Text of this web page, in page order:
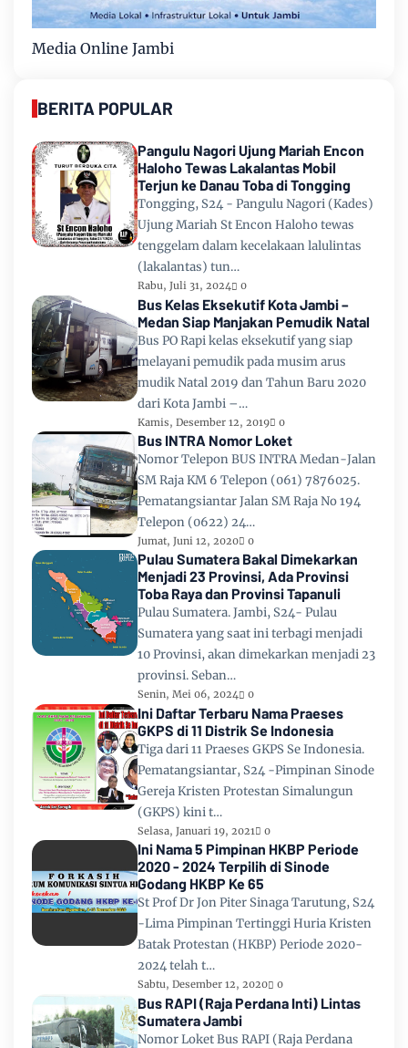
Media Online Jambi
BERITA POPULAR
Pangulu Nagori Ujung Mariah Encon
Haloho Tewas Lakalantas Mobil
Terjun ke Danau Toba di Tongging
Tongging, S24 - Pangulu Nagori (Kades)
Ujung Mariah St Encon Haloho tewas
tenggelam dalam kecelakaan lalulintas
(lakalantas) tun…
Rabu, Juli 31, 2024 0
Bus Kelas Eksekutif Kota Jambi –
Medan Siap Manjakan Pemudik Natal
Bus PO Rapi kelas eksekutif yang siap
melayani pemudik pada musim arus
mudik Natal 2019 dan Tahun Baru 2020
dari Kota Jambi –…
Kamis, Desember 12, 2019 0
Bus INTRA Nomor Loket
Nomor Telepon BUS INTRA Medan-Jalan
SM Raja KM 6 Telepon (061) 7876025.
Pematangsiantar Jalan SM Raja No 194
Telepon (0622) 24…
Jumat, Juni 12, 2020 0
Pulau Sumatera Bakal Dimekarkan
Menjadi 23 Provinsi, Ada Provinsi
Toba Raya dan Provinsi Tapanuli
Pulau Sumatera. Jambi, S24- Pulau
Sumatera yang saat ini terbagi menjadi
10 Provinsi, akan dimekarkan menjadi 23
provinsi. Seban…
Senin, Mei 06, 2024 0
Ini Daftar Terbaru Nama Praeses
GKPS di 11 Distrik Se Indonesia
Tiga dari 11 Praeses GKPS Se Indonesia.
Pematangsiantar, S24 -Pimpinan Sinode
Gereja Kristen Protestan Simalungun
(GKPS) kini t…
Selasa, Januari 19, 2021 0
Ini Nama 5 Pimpinan HKBP Periode
2020 - 2024 Terpilih di Sinode
Godang HKBP Ke 65
St Prof Dr Jon Piter Sinaga Tarutung, S24
-Lima Pimpinan Tertinggi Huria Kristen
Batak Protestan (HKBP) Periode 2020-
2024 telah t…
Sabtu, Desember 12, 2020 0
Bus RAPI (Raja Perdana Inti) Lintas
Sumatera Jambi
Nomor Loket Bus RAPI (Raja Perdana